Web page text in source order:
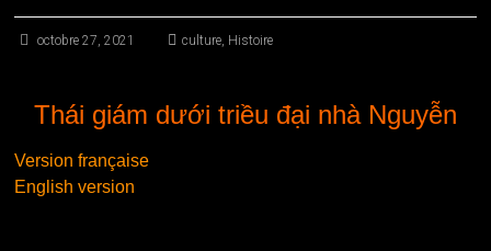
octobre 27, 2021 culture, Histoire
Thái giám dưới triều đại nhà Nguyễn
Version française
English version